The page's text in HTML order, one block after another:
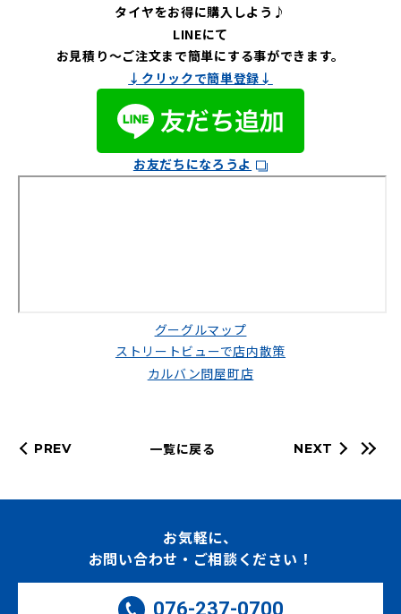
タイヤをお得に購入しよう♪
LINEにて
お見積り～ご注文まで簡単にする事ができます。
↓クリックで簡単登録↓
お友だちになろうよ
グーグルマップ
ストリートビューで店内散策
カルバン問屋町店
PREV 一覧に戻る NEXT
お気軽に、
お問い合わせ・ご相談ください！
076-237-0700